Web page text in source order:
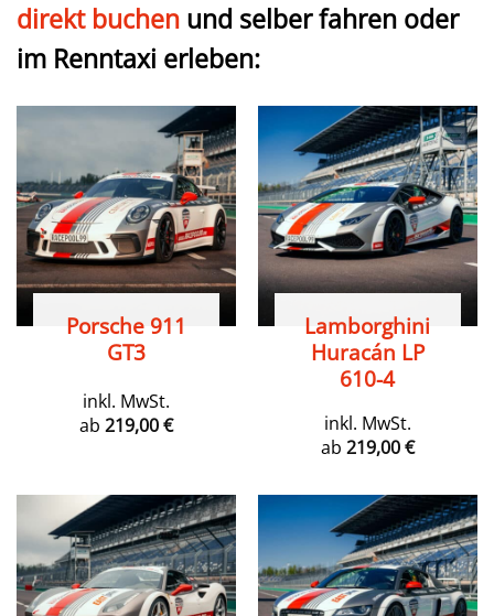
direkt buchen und selber fahren oder
im Renntaxi erleben:
Porsche 911
GT3
inkl. MwSt.
ab 219,00€
Lamborghini
Huracán LP
610-4
inkl. MwSt.
ab 219,00€